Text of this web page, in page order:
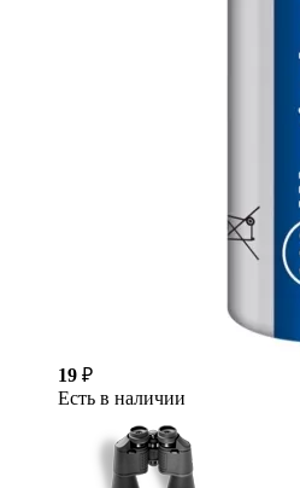
19 ₽
Есть в наличии